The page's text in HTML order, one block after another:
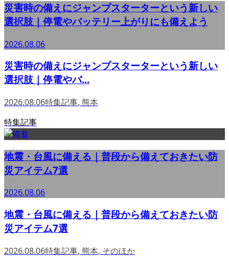
災害時の備えにジャンプスターターという新しい
選択肢｜停電やバッテリー上がりにも備えよう
2026.08.06
災害時の備えにジャンプスターターという新しい
選択肢｜停電やバ...
2026.08.06特集記事, 熊本
特集記事
地震・台風に備える｜普段から備えておきたい防
災アイテム7選
2026.08.06
地震・台風に備える｜普段から備えておきたい防
災アイテム7選
2026.08.06特集記事, 熊本, そのほか